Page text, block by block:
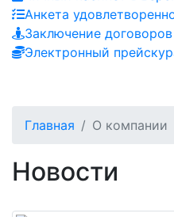
Анкета
Заключение договоров
Электронный
Главная О компании
Новости